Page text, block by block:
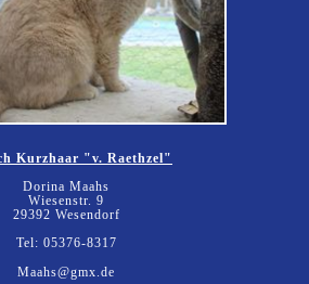
Kurzhaar "v. Raethzel"
Dorina Maahs
Wiesenstr. 9
29392 Wesendorf
Tel: 05376-8317
Maahs@gmx.de